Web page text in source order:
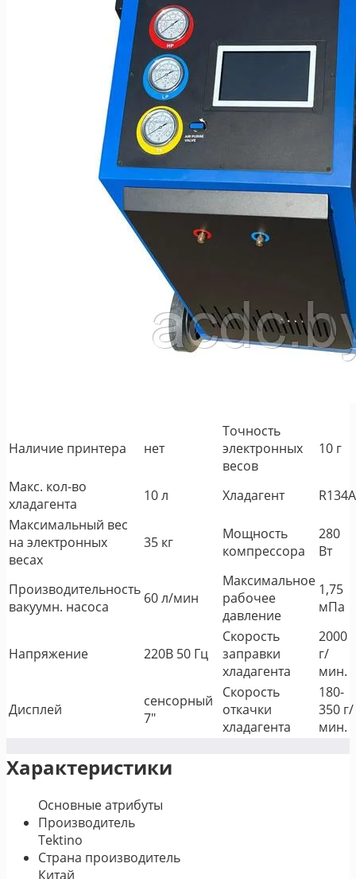
Наличие принтера нет
Точность
электронных
весов
10 г
Макс. кол-во
хладагента
10 л Хладагент
R134A
Максимальный вес
на электронных
весах
35 кг
Мощность
компрессора
280
Вт
Производительность
вакуумн. насоса
60 л/мин
Максимальное
рабочее
давление
1,75
мПа
Напряжение 220В 50 Гц
Скорость
заправки
хладагента
2000
г/
мин.
Дисплей
сенсорный
7"
Скорость
откачки
хладагента
180-
350 г/
мин.
Характеристики
Основные атрибуты
Производитель
Tektino
Страна производитель
Китай